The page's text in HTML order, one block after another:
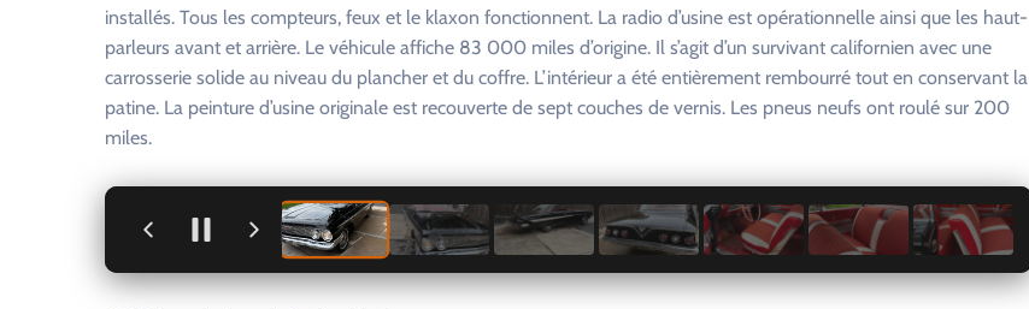
installés. Tous les compteurs, feux et le klaxon fonctionnent. La radio d’usine est opérationnelle ainsi que les haut-
parleurs avant et arrière. Le véhicule affiche 83 000 miles d’origine. Il s’agit d’un survivant californien avec une
carrosserie solide au niveau du plancher et du coffre. L’intérieur a été entièrement rembourré tout en conservant la
patine. La peinture d’usine originale est recouverte de sept couches de vernis. Les pneus neufs ont roulé sur 200
miles.
1 / 19